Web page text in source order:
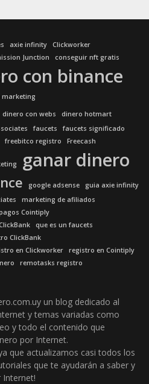
axie infinity
Clickworker
Junction conseguir nft gratis
con binance
marketing
dinero con webs
dinero hotmart
faucets
faucets significado
freebitco registro Freecash
ganar dinero
google adsense
guia axie infinity
marketing de afiliados
Cointiply
que es un faucets
ClickBank
en Clickworker
registro en Cointiply
remotasks registro
un blog dedicado al
y temas variadas como
y todo el contenido que
por Internet.
que actualizamos casi todos los
que te ayudarán a saber y